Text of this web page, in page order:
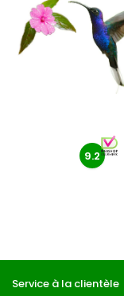
9.2
Service à la clientèle